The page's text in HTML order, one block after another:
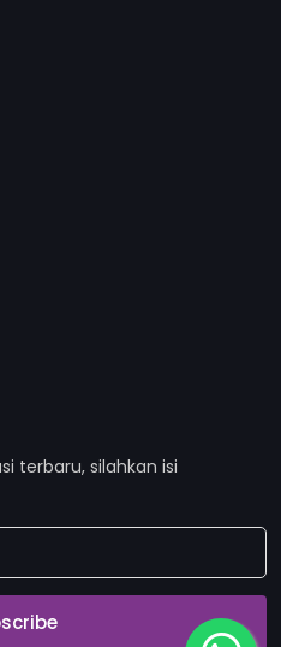
terbaru, silahkan isi